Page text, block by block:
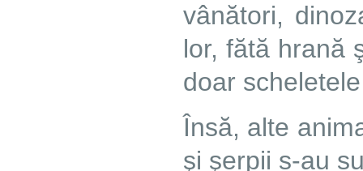
vânători,
lor, fătă hrană
doar
Însă, alte
şi şerpii s-au